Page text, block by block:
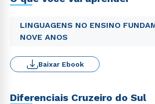
LINGUAGENS NO ENSINO
NOVE ANOS
Baixar Ebook
Diferenciais Cruzeiro do Sul